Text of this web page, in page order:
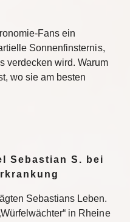
Fans ein
Sonnenfinsternis,
verdecken wird. Warum
wo sie am besten
Sebastian S. bei
Sebastians Leben.
in Rheine